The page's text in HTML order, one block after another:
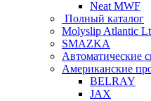
Neat MWF
Полный каталог
Molyslip Atlantic
SMAZKA
Автоматические
Американские
BELRAY
JAX